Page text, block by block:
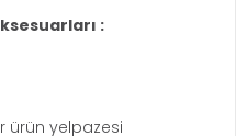
:
ürün yelpazesi